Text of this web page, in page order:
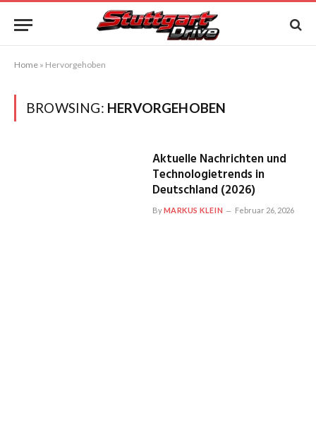
Home » Hervorgehoben
BROWSING: HERVORGEHOBEN
Aktuelle Nachrichten und
Technologietrends in
Deutschland (2026)
ByMARKUS KLEIN Februar 26, 2026